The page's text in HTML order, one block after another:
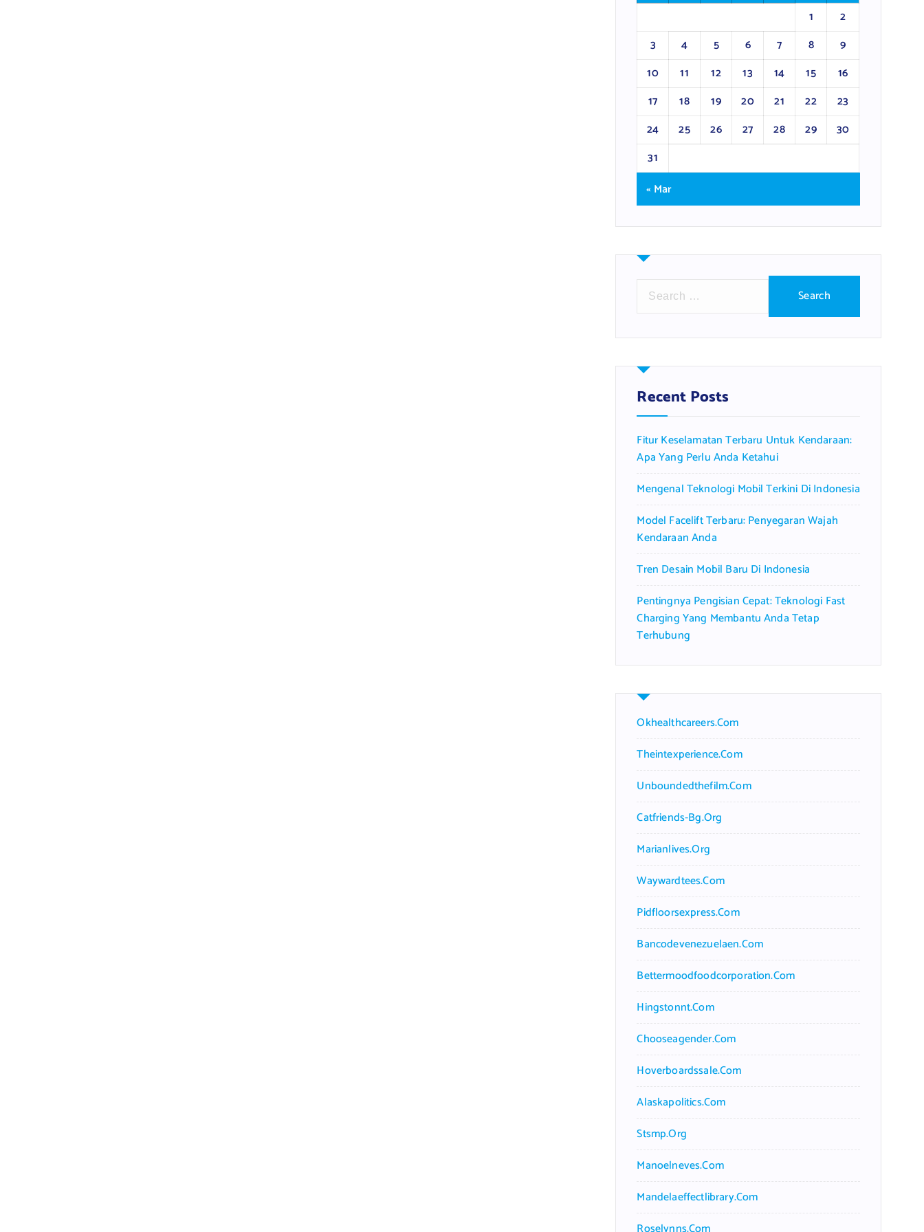
1
2
3
4 5 6 7 8
9
10
11 12 13 14 15
16
17
18 19 20 21 22
23
24
25 26 27 28 29
30
31
« Mar
r
h
f
o
:
Recent Posts
Fitur Keselamatan Terbaru Untuk Kendaraan:
Apa Yang Perlu Anda Ketahui
Mengenal Teknologi Mobil Terkini Di Indonesia
Model Facelift Terbaru: Penyegaran Wajah
Kendaraan Anda
Tren Desain Mobil Baru Di Indonesia
Pentingnya Pengisian Cepat: Teknologi Fast
Charging Yang Membantu Anda Tetap
Terhubung
Okhealthcareers.com
Theintexperience.com
Unboundedthefilm.com
Catfriends-Bg.org
Marianlives.org
Waywardtees.com
Pidfloorsexpress.com
Bancodevenezuelaen.com
Bettermoodfoodcorporation.com
Hingstonnt.com
Chooseagender.com
Hoverboardssale.com
Alaskapolitics.com
Stsmp.org
Manoelneves.com
Mandelaeffectlibrary.com